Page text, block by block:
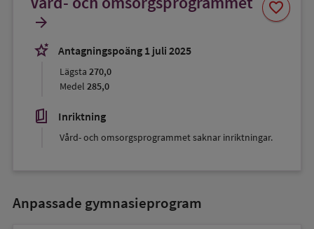
arrow_forward
stars_2
Antagningspoäng 1 juli 2025
Lägsta 270,0
Medel 285,0
book_5 Inriktning
Vård- och omsorgsprogrammet saknar inriktningar.
favorite
som
Anpassade gymnasieprogram